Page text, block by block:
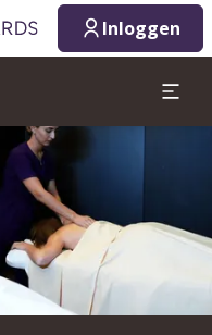
Inloggen